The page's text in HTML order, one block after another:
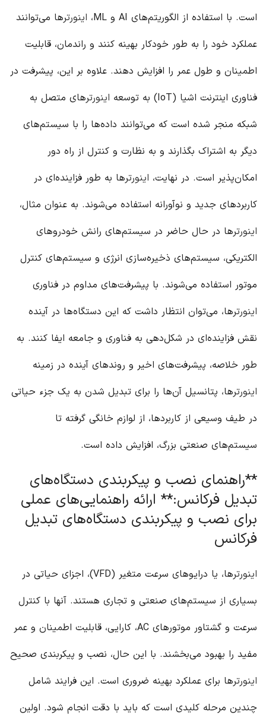
است. با استفاده از الگوریتم‌های AI و ML، اینورترها می‌توانند
عملکرد خود را به طور خودکار بهینه کنند و راندمان، قابلیت
اطمینان و طول عمر را افزایش دهند. علاوه بر این، پیشرفت در
فناوری اینترنت اشیا (IoT) به توسعه
اینورترهای متصل به
شبکه منجر شده است که می‌توانند داده‌ها را با سیستم‌های
دیگر به اشتراک بگذارند و به نظارت و کنترل از راه دور
امکان‌پذیر است. در نهایت، اینورترها به طور فزاینده‌ای در
کاربردهای جدید و نوآورانه استفاده می‌شوند. به عنوان مثال،
اینورترها در حال حاضر در سیستم‌های رانش خودروهای
الکتریکی، سیستم‌های ذخیره‌سازی انرژی و سیستم‌های کنترل
موتور استفاده می‌شوند. با پیشرفت‌های مداوم در فناوری
اینورترها، می‌توان انتظار داشت که این دستگاه‌ها در آینده
نقش فزاینده‌ای در شکل‌دهی به فناوری و جامعه ایفا کنند. به
طور خلاصه، پیشرفت‌های اخیر و روندهای آینده در زمینه
اینورترها، پتانسیل آن‌ها را برای تبدیل شدن به یک جزء حیاتی
در طیف وسیعی از کاربردها، از لوازم خانگی گرفته تا
سیستم‌های صنعتی بزرگ، افزایش داده است.
**راهنمای نصب و پیکربندی دستگاه‌های
تبدیل فرکانس:** ارائه راهنمایی‌های عملی
برای نصب و پیکربندی دستگاه‌های تبدیل
فرکانس
اینورتر
ها، یا درایوهای سرعت متغیر (VFD)، اجزای حیاتی در
بسیاری از سیستم‌های صنعتی و تجاری هستند. آنها با کنترل
سرعت و گشتاور موتورهای AC، کارایی، قابلیت اطمینان و عمر
مفید را بهبود می‌بخشند. با این حال، نصب و پیکربندی صحیح
اینورترها برای عملکرد بهینه ضروری است. این فرایند شامل
چندین مرحله کلیدی است که باید با دقت انجام شود. اولین